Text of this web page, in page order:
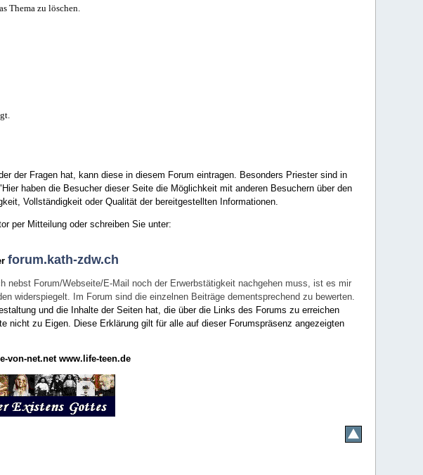
Thema zu löschen.
der Fragen hat, kann diese in diesem Forum eintragen. Besonders Priester sind in
haben die Besucher dieser Seite die Möglichkeit mit anderen Besuchern über den
Vollständigkeit oder Qualität der bereitgestellten Informationen.
per Mitteilung oder schreiben Sie unter:
forum.kath-zdw.ch
Forum/Webseite/E-Mail noch der Erwerbstätigkeit nachgehen muss, ist es mir
widerspiegelt. Im Forum sind die einzelnen Beiträge dementsprechend zu bewerten.
und die Inhalte der Seiten hat, die über die Links des Forums zu erreichen
nicht zu Eigen. Diese Erklärung gilt für alle auf dieser Forumspräsenz angezeigten
von-net.net www.life-teen.de